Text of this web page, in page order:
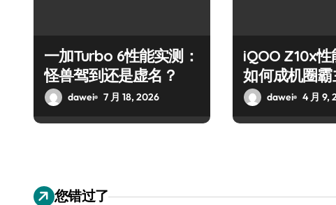
一加Turbo 6性能实测：
怪兽驾到还是虚名？
dawei 7 月 18, 2026
iQOO Z10x性
如何成机圈霸
dawei 4 月 9,
您错过了